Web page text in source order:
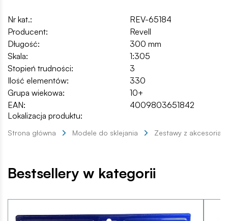
Nr kat.:
REV-65184
Producent:
Revell
Długość:
300 mm
Skala:
1:305
Stopień trudności:
3
Ilość elementów:
330
Grupa wiekowa:
10+
EAN:
4009803651842
Lokalizacja produktu:
Strona główna Modele do sklejania Zestawy z akcesoriami
Bestsellery w kategorii